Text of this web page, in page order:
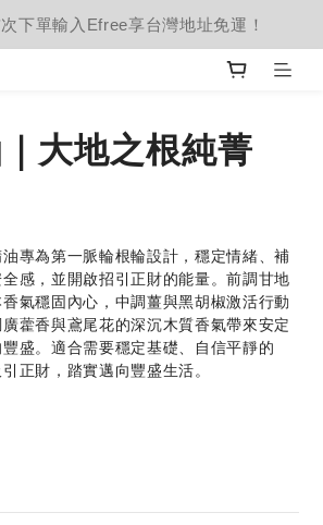
下單輸入Efree享台灣地址免運！
大地之根純菁
專為第一脈輪根輪設計，穩定情緒、補
感，並開啟招引正財的能量。前調甘地
氣穩固內心，中調薑與黑胡椒激活行動
藿香與鳶尾花的深沉木質香氣帶來安定
盛。適合需要穩定基礎、自信平靜的
正財，踏實邁向豐盛生活。